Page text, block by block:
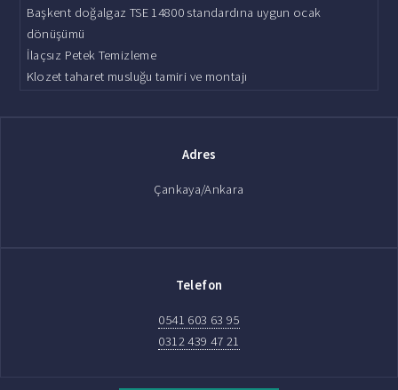
Başkent doğalgaz TSE 14800 standardına uygun ocak
dönüşümü
İlaçsız Petek Temizleme
Klozet taharet musluğu tamiri ve montajı
Adres
Çankaya/Ankara
Telefon
0541 603 63 95
0312 439 47 21